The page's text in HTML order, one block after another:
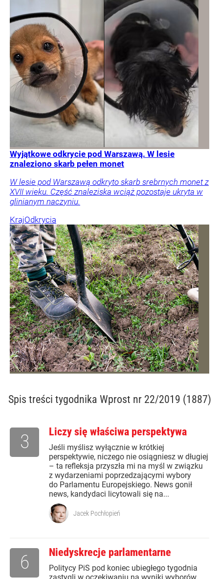
Wyjątkowe odkrycie pod Warszawą. W lesie
znaleziono skarb pełen monet
W lesie pod Warszawą odkryto skarb srebrnych monet z
XVII wieku. Część znaleziska wciąż pozostaje ukryta w
glinianym naczyniu.
KrajOdkrycia
Spis treści tygodnika Wprost nr 22/2019 (1887)
Liczy się właściwa perspektywa
Jeśli myślisz wyłącznie w krótkiej
perspektywie, niczego nie osiągniesz w długiej
– ta refleksja przyszła mi na myśl w związku
z wydarzeniami poprzedzającymi wybory
do Parlamentu Europejskiego. News gonił
news, kandydaci licytowali się na...
3
Jacek Pochłopień
Niedyskrecje parlamentarne
Politycy PiS pod koniec ubiegłego tygodnia
zastygli w oczekiwaniu na wyniki wyborów,
6